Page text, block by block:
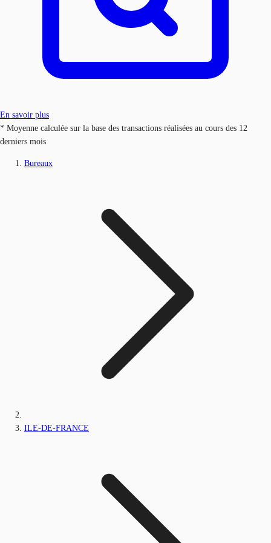
En savoir plus
* Moyenne calculée sur la base des transactions réalisées au cours des 12
derniers mois
Bureaux
ILE-DE-FRANCE